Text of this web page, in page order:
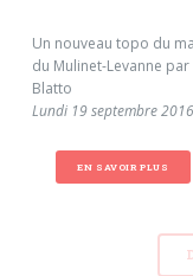
Un nouveau topo du
du Mulinet-Levanne
Blatto
Lundi 19 septembre 2016
EN SAVOIR PLUS